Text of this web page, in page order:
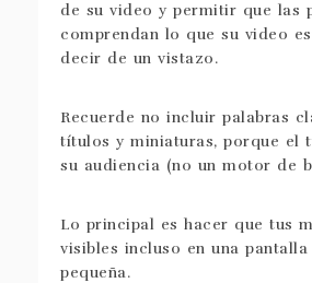
de su video y permitir que las
comprendan lo que su video
decir de un vistazo.
Recuerde no incluir palabras
títulos y miniaturas, porque el
su audiencia (no un motor de
Lo principal es hacer que tus
visibles incluso en una
pequeña.